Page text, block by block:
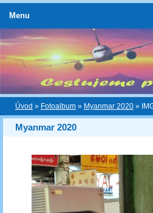
Úvod » Fotoalbum » Myanmar 2020 »
Myanmar 2020
Menu